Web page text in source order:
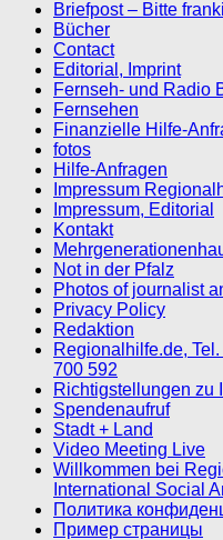
Briefpost – Bitte
Bücher
Contact
Editorial, Imprint
Fernseh- und Radio
Fernsehen
Finanzielle Hilfe-
fotos
Hilfe-Anfragen
Impressum
Impressum, Editorial
Kontakt
Not in der Pfalz
Photos of journalist
Privacy Policy
Redaktion
Regionalhilfe.de,
700 592
Richtigstellungen zu
Spendenaufruf
Stadt + Land
Video Meeting Live
Willkommen bei
International Social
Политика
Пример страницы